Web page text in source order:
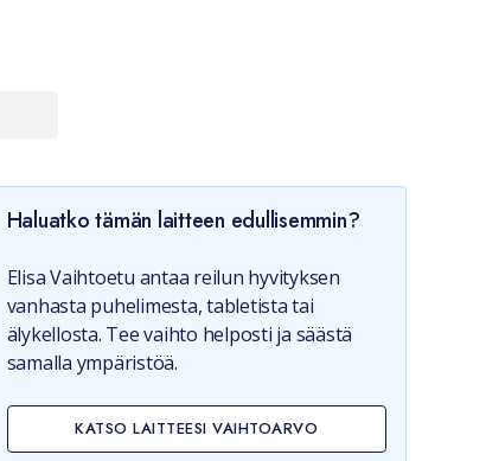
Haluatko tämän laitteen edullisemmin?
Elisa Vaihtoetu antaa reilun hyvityksen
vanhasta puhelimesta, tabletista tai
älykellosta. Tee vaihto helposti ja säästä
samalla ympäristöä.
KATSO LAITTEESI VAIHTOARVO